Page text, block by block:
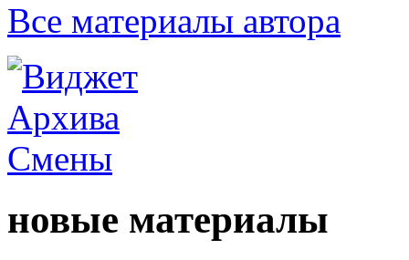
Все материалы автора
новые материалы